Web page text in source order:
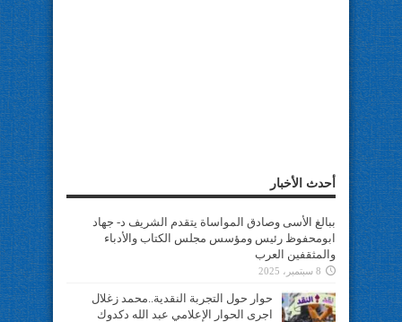
أحدث الأخبار
ببالغ الأسى وصادق المواساة يتقدم الشريف د- جهاد
ابومحفوظ رئيس ومؤسس مجلس الكتاب والأدباء
والمثقفين العرب
8 سبتمبر، 2025
حوار حول التجربة النقدية..محمد زغلال
اجرى الحوار الإعلامي عبد الله دكدوك